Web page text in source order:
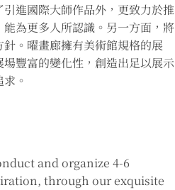
進國際大師作品外，更致力於推
為更多人所認識。另一方面，將
。曜畫廊擁有美術館規格的展
豐富的變化性，創造出足以展示
。
and organize 4-6
through our exquisite